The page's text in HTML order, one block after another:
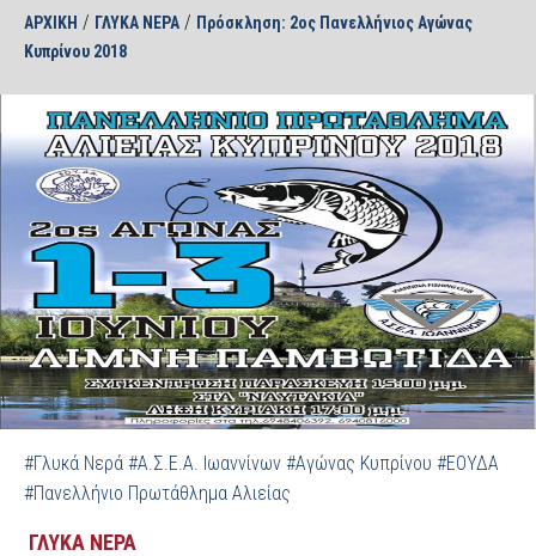
ΑΡΧΙΚΗ / ΓΛΥΚΑ ΝΕΡΑ / Πρόσκληση: 2ος Πανελλήνιος Αγώνας
Κυπρίνου 2018
#Γλυκά Νερά #Α.Σ.Ε.Α. Ιωαννίνων #Αγώνας Κυπρίνου #ΕΟΥΔΑ
#Πανελλήνιο Πρωτάθλημα Αλιείας
ΓΛΥΚΑ ΝΕΡΑ